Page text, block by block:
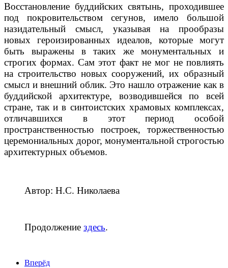
Восстановление буддийских святынь, проходившее
под покровительством сегунов, имело большой
назидательный смысл, указывая на прообразы
новых героизированных идеалов, которые могут
быть выражены в таких же монументальных и
строгих формах. Сам этот факт не мог не повлиять
на строительство новых сооружений, их образный
смысл и внешний облик. Это нашло отражение как в
буддийской архитектуре, возводившейся по всей
стране, так и в синтоистских храмовых комплексах,
отличавшихся в этот период особой
пространственностью построек, торжественностью
церемониальных дорог, монументальной строгостью
архитектурных объемов.
Автор: Н.С. Николаева
Продолжение здесь.
Вперёд